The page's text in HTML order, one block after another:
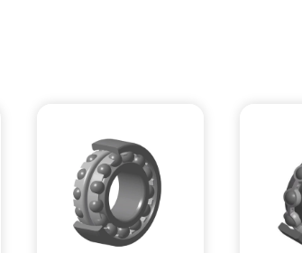
da max - Đường kính vai tối đa IR
Da max - Đường kính vai tối đa OR
ra max - Bán kính góc lượn tối đa trục & vỏ